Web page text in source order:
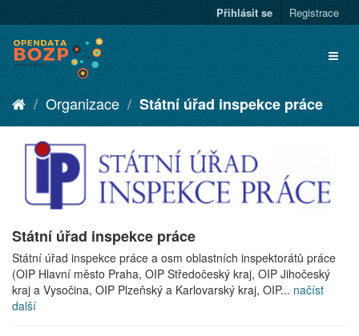
Přihlásit se Registrace
Organizace Státní úřad inspekce práce
Státní úřad inspekce práce
Státní úřad inspekce práce a osm oblastních inspektorátů práce
(OIP Hlavní město Praha, OIP Středočeský kraj, OIP Jihočeský
kraj a Vysočina, OIP Plzeňský a Karlovarský kraj, OIP... načíst
další